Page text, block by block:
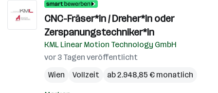
CNC-Fräser*in / Dreher*in oder
Zerspanungstechniker*in
KML Linear Motion Technology GmbH
vor 3 Tagen veröffentlicht
Wien
Vollzeit ab 2.948,85 € monatlich